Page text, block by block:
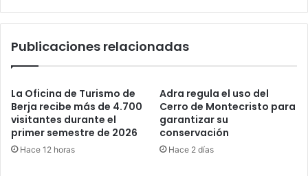
Publicaciones relacionadas
La Oficina de Turismo de
Berja recibe más de 4.700
visitantes durante el
primer semestre de 2026
Hace 12 horas
Adra regula el uso del
Cerro de Montecristo para
garantizar su
conservación
Hace 2 días